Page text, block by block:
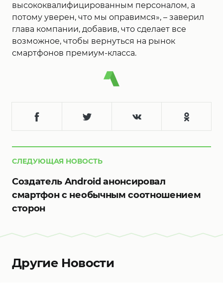
высококвалифицированным персоналом, а
потому уверен, что мы оправимся», – заверил
глава компании, добавив, что сделает все
возможное, чтобы вернуться на рынок
смартфонов премиум-класса.
СЛЕДУЮЩАЯ НОВОСТЬ
Создатель Android анонсировал
смартфон с необычным соотношением
сторон
Другие Новости